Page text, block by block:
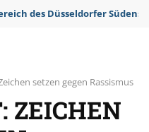
des Düsseldorfer
setzen gegen Rassismus
ZEICHEN